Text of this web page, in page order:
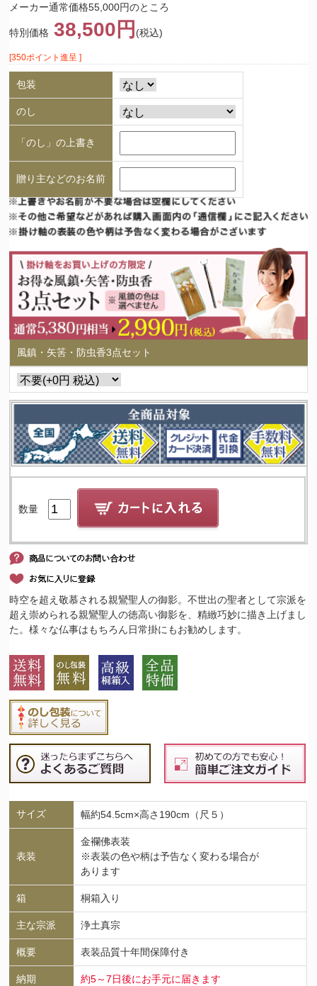
メーカー通常価格55,000円のところ
特別価格 38,500円 (税込)
[350ポイント進呈 ]
包装
のし
「のし」の上書き
贈り主などのお名前
風鎮・矢筈・防虫香3点セット
数量
時空を超え敬慕される親鸞聖人の御影。不世出の聖者として宗派を
超え崇められる親鸞聖人の徳高い御影を、精緻巧妙に描き上げまし
た。様々な仏事はもちろん日常掛にもお勧めします。
サイズ 幅約54.5cm×高さ190cm（尺５）
表装
金襴佛表装
※表装の色や柄は予告なく変わる場合が
あります
箱 桐箱入り
主な宗派 浄土真宗
概要 表装品質十年間保障付き
納期 約5～7日後にお手元に届きます